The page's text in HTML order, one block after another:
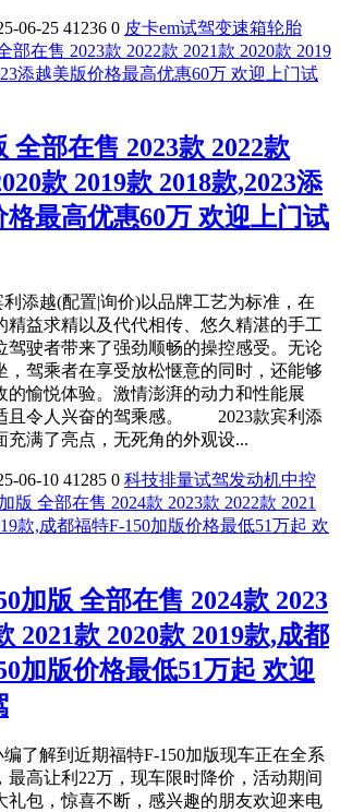
06-25 41236 0 皮卡em试驾变速箱轮胎
全部在售 2023款 2022款
款 2019款 2018款,2023添
格最高优惠60万 欢迎上门试
添越(配置|询价)以品牌工艺为标准，在
精益求精以及代代相传、悠久精湛的手工
驾驶者带来了强劲顺畅的操控感受。无论
，驾乘者在享受放松惬意的同时，还能够
的愉悦体验。激情澎湃的动力和性能展
且令人兴奋的驾乘感。 2023款宾利添
充满了亮点，无死角的外观设...
06-10 41285 0 科技排量试驾发动机中控
加版 全部在售 2024款 2023
2021款 2020款 2019款,成都
加版价格最低51万起 欢迎
解到近期福特F-150加版现车正在全系
最高让利22万，现车限时降价，活动期间
礼包，惊喜不断，感兴趣的朋友欢迎来电